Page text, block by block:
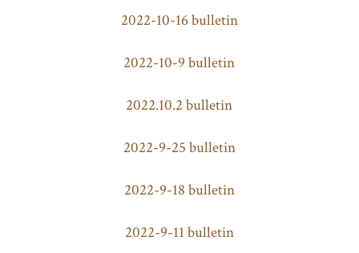
2022-10-16 bulletin
2022-10-9 bulletin
2022.10.2 bulletin
2022-9-25 bulletin
2022-9-18 bulletin
2022-9-11 bulletin